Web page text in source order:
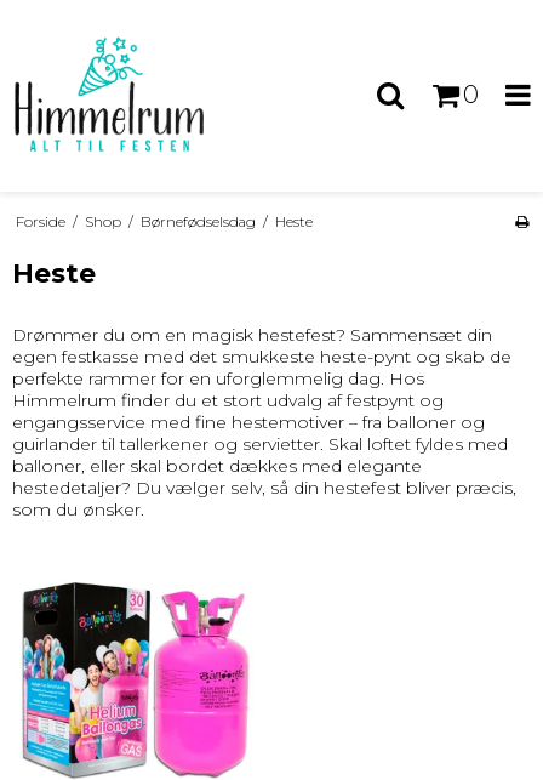
0
Forside / Shop / Børnefødselsdag / Heste
Heste
Drømmer du om en magisk hestefest? Sammensæt din
egen festkasse med det smukkeste heste-pynt og skab de
perfekte rammer for en uforglemmelig dag. Hos
Himmelrum finder du et stort udvalg af festpynt og
engangsservice med fine hestemotiver – fra balloner og
guirlander til tallerkener og servietter. Skal loftet fyldes med
balloner, eller skal bordet dækkes med elegante
hestedetaljer? Du vælger selv, så din hestefest bliver præcis,
som du ønsker.